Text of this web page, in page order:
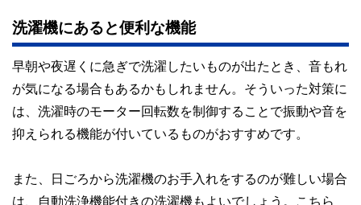
洗濯機にあると便利な機能
早朝や夜遅くに急ぎで洗濯したいものが出たとき、音もれ
が気になる場合もあるかもしれません。そういった対策に
は、洗濯時のモーター回転数を制御することで振動や音を
抑えられる機能が付いているものがおすすめです。
また、日ごろから洗濯機のお手入れをするのが難しい場合
は、自動洗浄機能付きの洗濯機もよいでしょう。こちら